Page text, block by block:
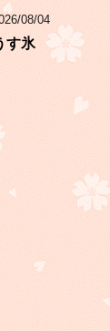
08/04
す氷